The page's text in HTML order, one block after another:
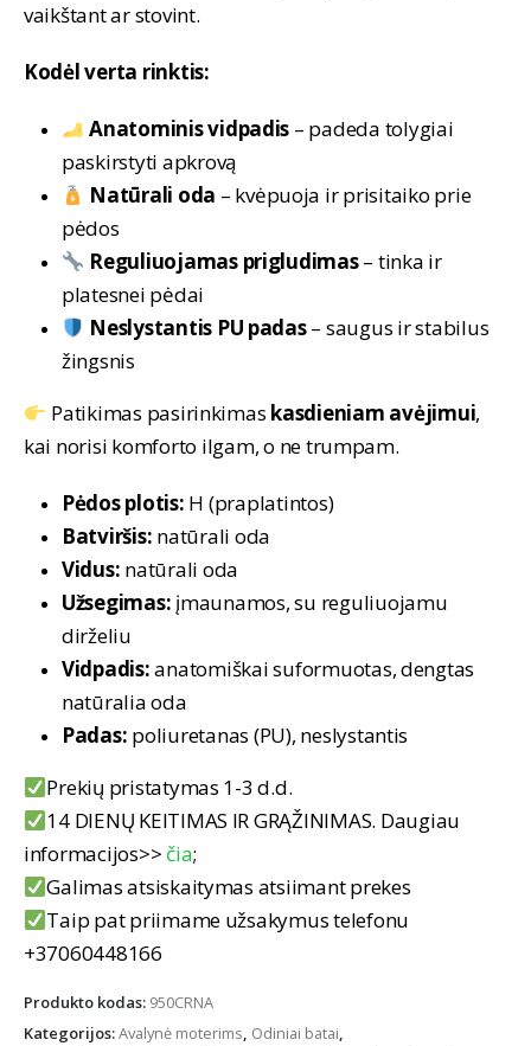
vaikštant ar stovint.
Kodėl verta rinktis:
Anatominis vidpadis – padeda tolygiai
paskirstyti apkrovą
Natūrali oda – kvėpuoja ir prisitaiko prie
pėdos
Reguliuojamas prigludimas– tinka ir
platesnei pėdai
Neslystantis PU padas– saugus ir stabilus
žingsnis
Patikimas pasirinkimas kasdieniam avėjimui,
kai norisi komforto ilgam, o ne trumpam.
Pėdos plotis: H (praplatintos)
Batviršis: natūrali oda
Vidus: natūrali oda
Užsegimas: įmaunamos, su reguliuojamu
dirželiu
Vidpadis:anatomiškai suformuotas, dengtas
natūralia oda
Padas: poliuretanas (PU), neslystantis
Prekių pristatymas 1-3 d.d.
14 DIENŲ KEITIMAS IR GRĄŽINIMAS. Daugiau
informacijos>> čia;
Galimas atsiskaitymas atsiimant prekes
Taip pat priimame užsakymus telefonu
+37060448166
Produkto kodas: 950CRNA
Kategorijos:Avalynė moterims, Odiniai batai,